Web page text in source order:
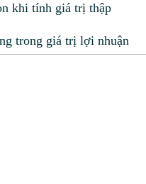
khi tính giá trị thập
trong giá trị lợi nhuận